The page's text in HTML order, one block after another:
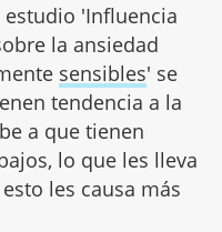
estudio 'Influencia
la ansiedad
sensibles' se
tendencia a la
a que tienen
lo que les lleva
esto les causa más